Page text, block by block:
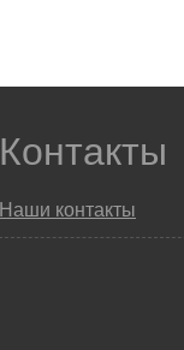
Контакты
Наши контакты